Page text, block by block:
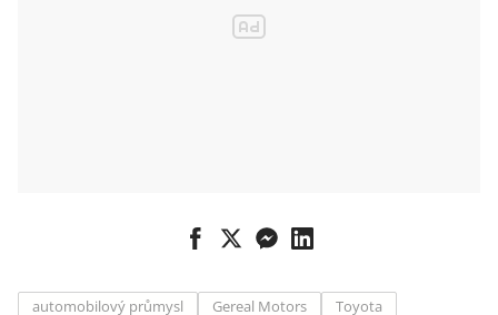
automobilový průmysl Gereal Motors Toyota